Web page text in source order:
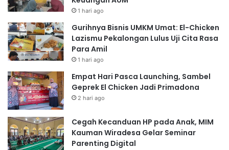
1 hari ago
Gurihnya Bisnis UMKM Umat: El-Chicken
Lazismu Pekalongan Lulus Uji Cita Rasa
Para Amil
1 hari ago
Empat Hari Pasca Launching, Sambel
Geprek El Chicken Jadi Primadona
2 hari ago
Cegah Kecanduan HP pada Anak, MIM
Kauman Wiradesa Gelar Seminar
Parenting Digital